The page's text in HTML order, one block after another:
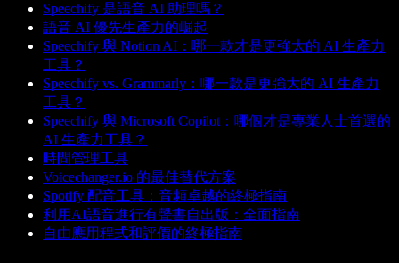
Speechify 是語音 AI 助理嗎？
語音 AI 優先生產力的崛起
Speechify 與 Notion AI：哪一款才是更強大的 AI 生產力
工具？
Speechify vs. Grammarly：哪一款是更強大的 AI 生產力
工具？
Speechify 與 Microsoft Copilot：哪個才是專業人士首選的
AI 生產力工具？
時間管理工具
Voicechanger.io 的最佳替代方案
Spotify 配音工具：音頻卓越的終極指南
利用AI語音進行有聲書自出版：全面指南
自由應用程式和評價的終極指南